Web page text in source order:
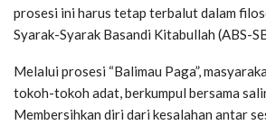
prosesi ini harus tetap terbalut dalam
Syarak-Syarak Basandi Kitabullah (ABS-
Melalui prosesi “Balimau Paga”,
tokoh-tokoh adat, berkumpul bersama
Membersihkan diri dari kesalahan antar